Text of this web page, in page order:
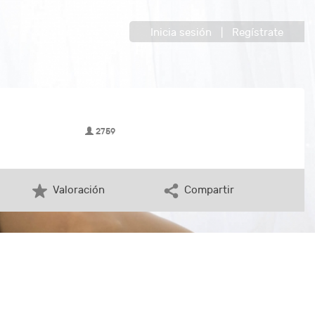
Inicia sesión Regístrate
2759
Valoración Compartir